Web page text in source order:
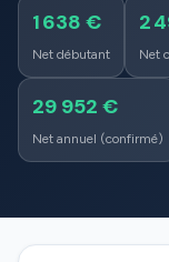
1 638 €
Net débutant
2
Net
29 952 €
Net annuel (confirmé)